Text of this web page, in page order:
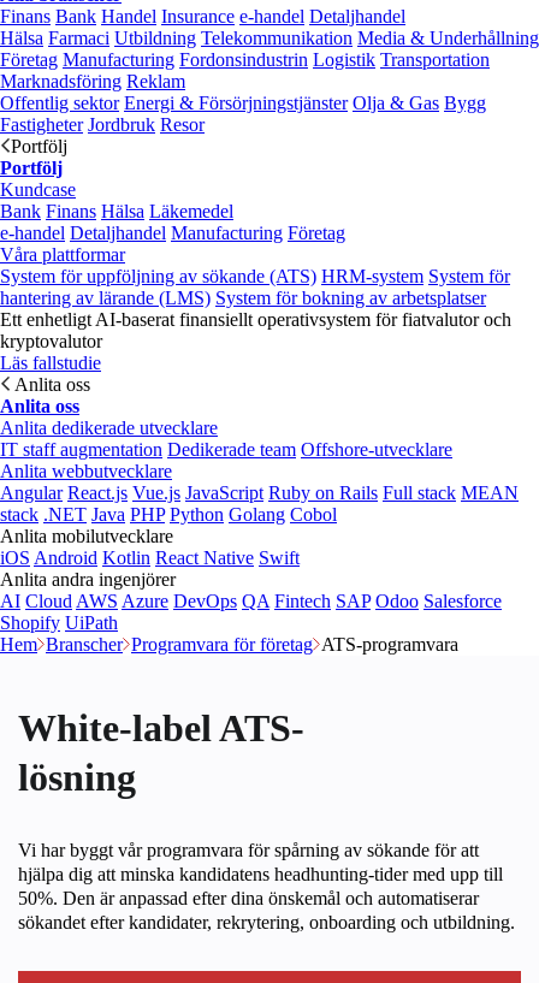
Finans Bank Handel Insurance e‑handel Detaljhandel
Hälsa Farmaci Utbildning Telekommunikation Media & Underhållning
Företag Manufacturing Fordonsindustrin Logistik Transportation
Marknadsföring Reklam
Offentlig sektor Energi & Försörjningstjänster Olja & Gas Bygg
Fastigheter Jordbruk Resor
Portfölj
Portfölj
Kundcase
Bank Finans Hälsa Läkemedel
e‑handel Detaljhandel Manufacturing Företag
Våra plattformar
System för uppföljning av sökande (ATS) HRM-system System för
hantering av lärande (LMS) System för bokning av arbetsplatser
Ett enhetligt AI-baserat finansiellt operativsystem för fiatvalutor och
kryptovalutor
Läs fallstudie
Anlita oss
Anlita oss
Anlita dedikerade utvecklare
IT staff augmentation Dedikerade team Offshore-utvecklare
Anlita webbutvecklare
Angular React.js Vue.js JavaScript Ruby on Rails Full stack MEAN
stack .NET Java PHP Python Golang Cobol
Anlita mobilutvecklare
iOS Android Kotlin React Native Swift
Anlita andra ingenjörer
AI Cloud AWS Azure DevOps QA Fintech SAP Odoo Salesforce
Shopify UiPath
Hem Branscher Programvara för företag ATS-programvara
White-label ATS-
lösning
Vi har byggt vår programvara för spårning av sökande för att
hjälpa dig att minska kandidatens headhunting-tider med upp till
50%. Den är anpassad efter dina önskemål och automatiserar
sökandet efter kandidater, rekrytering, onboarding och utbildning.